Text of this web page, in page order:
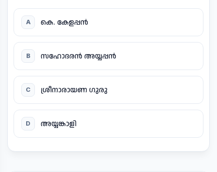
A കെ. കേളപ്പൻ
B സഹോദരൻ അയ്യപ്പൻ
C ശ്രീനാരായണ ഗുരു
D അയ്യങ്കാളി